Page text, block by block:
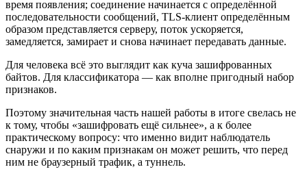
время появления; соединение начинается с определённой
последовательности сообщений, TLS-клиент определённым
образом представляется серверу, поток ускоряется,
замедляется, замирает и снова начинает передавать данные.
Для человека всё это выглядит как куча зашифрованных
байтов. Для классификатора — как вполне пригодный набор
признаков.
Поэтому значительная часть нашей работы в итоге свелась не
к тому, чтобы «зашифровать ещё сильнее», а к более
практическому вопросу: что именно видит наблюдатель
снаружи и по каким признакам он может решить, что перед
ним не браузерный трафик, а туннель.